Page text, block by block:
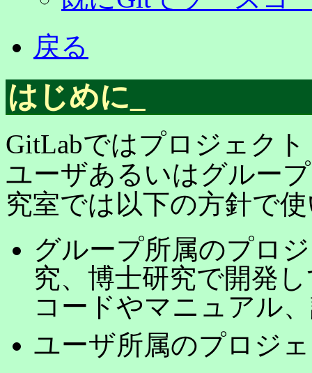
戻る
はじめに
GitLabではプロジェク
ユーザあるいはグルー
究室では以下の方針で
グループ所属のプロ
究、博士研究で開発
コードやマニュアル
ユーザ所属のプロジ